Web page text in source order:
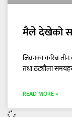
मैले देखेको
जिवनका करिब तीन
तथा ठट्यौला
READ MORE »